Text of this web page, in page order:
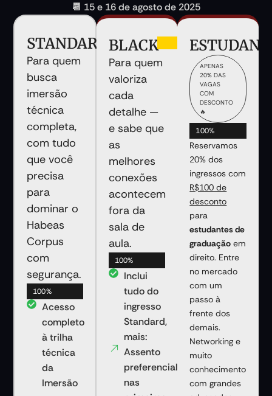
📆 15 e 16 de agosto de 2025
STANDARD
Para quem
busca
imersão
técnica
completa,
com tudo
que você
precisa
para
dominar o
Habeas
Corpus
com
segurança.
INGRESSOS VENDIDOS
100%
Acesso
completo
à trilha
técnica
da
Imersão
BLACK ESGOTADO
Para quem
valoriza
cada
detalhe —
e sabe que
as
melhores
conexões
acontecem
fora da
sala de
aula.
INGRESSOS VENDIDOS
100%
Inclui
tudo do
ingresso
Standard,
mais:
Assento
preferencial
nas
APENAS
20% DAS
VAGAS
COM
DESCONTO
🔥
INGRESSOS
100%
Reservamos
20% dos
ingressos com
R$100 de
desconto
para
estudantes de
graduação em
direito. Entre
no mercado
com um
passo à
frente dos
demais.
Networking e
muito
conhecimento
com grandes